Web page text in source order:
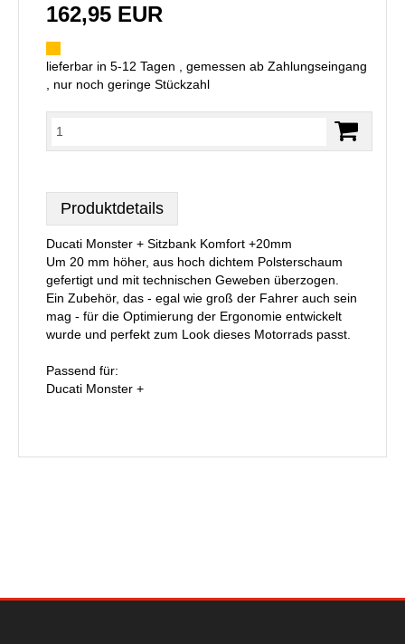
162,95 EUR
lieferbar in 5-12 Tagen , gemessen ab Zahlungseingang
, nur noch geringe Stückzahl
Produktdetails
Ducati Monster + Sitzbank Komfort +20mm
Um 20 mm höher, aus hoch dichtem Polsterschaum
gefertigt und mit technischen Geweben überzogen.
Ein Zubehör, das - egal wie groß der Fahrer auch sein
mag - für die Optimierung der Ergonomie entwickelt
wurde und perfekt zum Look dieses Motorrads passt.
Passend für:
Ducati Monster +